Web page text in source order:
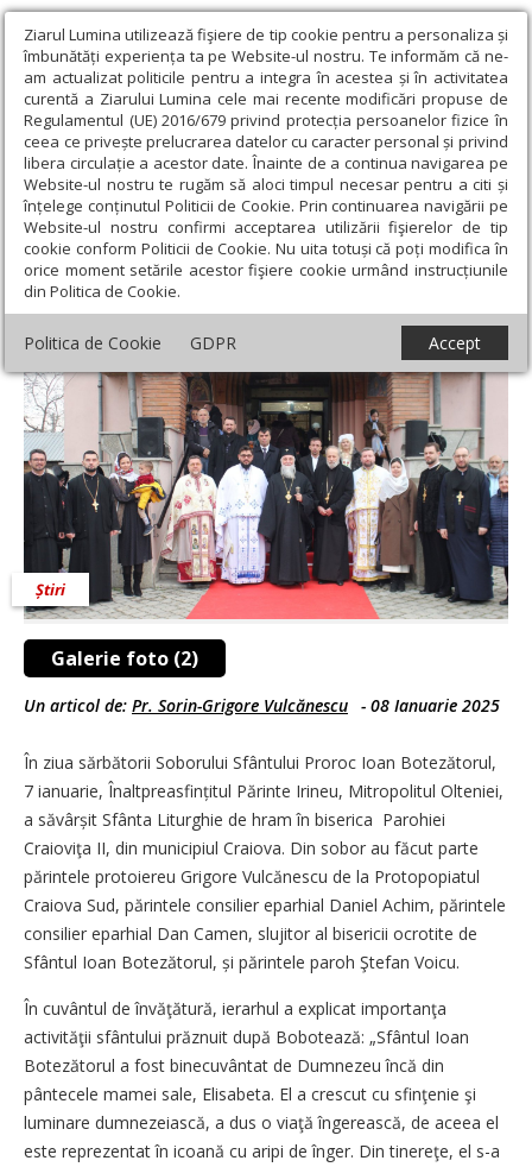
Ziarul Lumina utilizează fişiere de tip cookie pentru a personaliza și
îmbunătăți experiența ta pe Website-ul nostru. Te informăm că ne-
am actualizat politicile pentru a integra în acestea și în activitatea
curentă a Ziarului Lumina cele mai recente modificări propuse de
Regulamentul (UE) 2016/679 privind protecția persoanelor fizice în
ceea ce privește prelucrarea datelor cu caracter personal și privind
libera circulație a acestor date. Înainte de a continua navigarea pe
Website-ul nostru te rugăm să aloci timpul necesar pentru a citi și
înțelege conținutul Politicii de Cookie. Prin continuarea navigării pe
Website-ul nostru confirmi acceptarea utilizării fişierelor de tip
cookie conform Politicii de Cookie. Nu uita totuși că poți modifica în
orice moment setările acestor fişiere cookie urmând instrucțiunile
din Politica de Cookie.
Politica de Cookie GDPR Accept
Ziarul Lumina › Actualitate religioasă › Știri › Popas de
rugăciune la o biserică din Craiova
Popas de rugăciune la o biserică din
Craiova
Galerie foto (2)
Știri
Un articol de: Pr. Sorin-Grigore Vulcănescu - 08 Ianuarie 2025
În ziua sărbătorii Soborului Sfântului Proroc Ioan Botezătorul,
7 ianuarie, Înaltpreasfințitul Părinte Irineu, Mitropolitul Olteniei,
a săvârșit Sfânta Liturghie de hram în biserica Parohiei
Craioviţa II, din municipiul Craiova. Din sobor au făcut parte
părintele protoiereu Grigore Vulcănescu de la Protopopiatul
Craiova Sud, părintele consilier eparhial Daniel Achim, părintele
consilier eparhial Dan Camen, slujitor al bisericii ocrotite de
Sfântul Ioan Botezătorul, și părintele paroh Ştefan Voicu.
În cuvântul de învăţătură, ierarhul a explicat importanţa
activităţii sfântului prăznuit după Bobotează: „Sfântul Ioan
Botezătorul a fost binecuvântat de Dumnezeu încă din
pântecele mamei sale, Elisabeta. El a crescut cu sfinţenie şi
luminare dumnezeiască, a dus o viaţă îngerească, de aceea el
este reprezentat în icoană cu aripi de înger. Din tinereţe, el s-a